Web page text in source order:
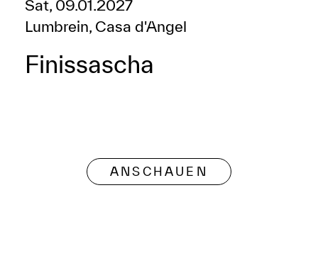
Sat, 09.01.2027
Lumbrein, Casa d'Angel
Finissascha
ANSCHAUEN